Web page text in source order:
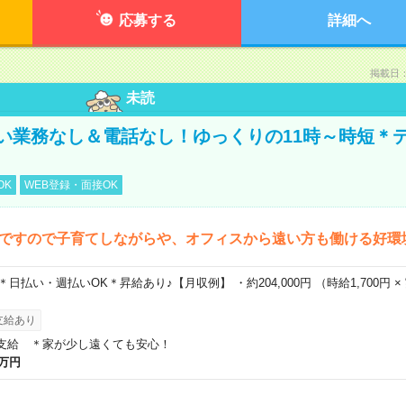
応募する 詳細へ
掲載日
未読
業務なし＆電話なし！ゆっくりの11時～時短＊
WEB登録・面接OK
すので子育てしながらや、オフィスから遠い方も働ける好環
日払い・週払いOK＊昇給あり♪【月収例】 ・約204,000円 （時給1,700円 ×
あり
給 ＊家が少し遠くても安心！
円